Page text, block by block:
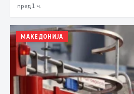
пред 1 ч.
МАКЕДОНИЈА